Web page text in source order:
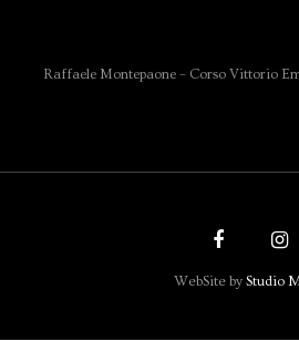
Raffaele Montepaone – Corso Vittorio
WebSite by Studio